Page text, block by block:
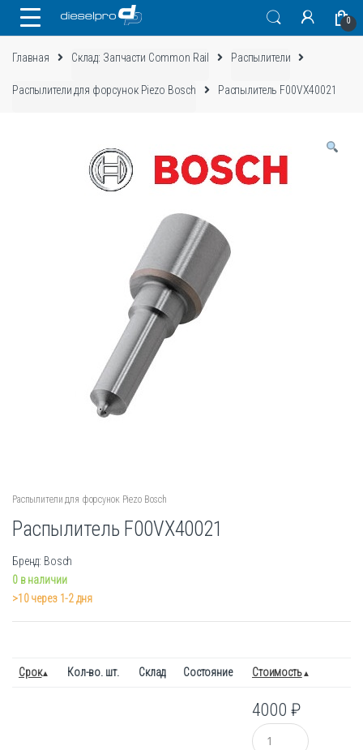
0
Главная Склад: Запчасти Common Rail Распылители
Распылители для форсунок Piezo Bosch Распылитель F00VX40021
Распылители для форсунок Piezo Bosch
Распылитель F00VX40021
Бренд: Bosch
0 в наличии
>10 через 1-2 дня
Срок Кол-во. шт. Склад Состояние Стоимость
4000₽
Количество